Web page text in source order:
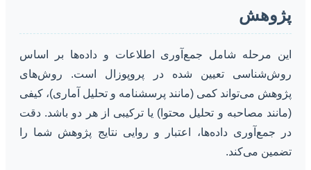
پژوهش
این مرحله شامل جمع‌آوری اطلاعات و داده‌ها بر اساس
روش‌شناسی تعیین شده در پروپوزال است. روش‌های
پژوهش می‌تواند کمی (مانند پرسشنامه و تحلیل آماری)، کیفی
(مانند مصاحبه و تحلیل محتوا) یا ترکیبی از هر دو باشد. دقت
در جمع‌آوری داده‌ها، اعتبار و روایی نتایج پژوهش شما را
تضمین می‌کند.